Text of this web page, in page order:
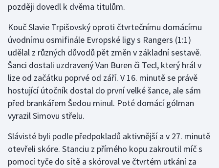
Krasobruslení
Lezení
Lyže a snowboard
Moderní pětiboj
Motorsport
Olympijské hry
Parasport
později dovedl k dvěma titulům.
Kouč Slavie Trpišovský oproti čtvrtečnímu domácímu
úvodnímu osmifinále Evropské ligy s Rangers (1:1)
udělal z různých důvodů pět změn v základní sestavě.
Šanci dostali uzdravený Van Buren či Tecl, který hrál v
lize od začátku poprvé od září. V 16. minutě se právě
hostující útočník dostal do první velké šance, ale sám
před brankářem Šedou minul. Poté domácí gólman
vyrazil Simovu střelu.
Slávisté byli podle předpokladů aktivnější a v 27. minutě
otevřeli skóre. Stanciu z přímého kopu zakroutil míč s
pomocí tyče do sítě a skóroval ve čtvrtém utkání za